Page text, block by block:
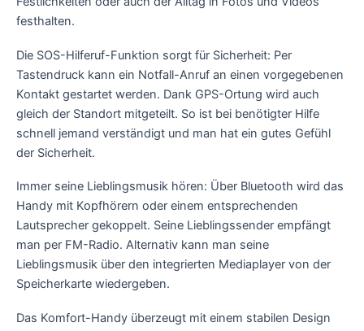
festhalten.
Die SOS-Hilferuf-Funktion sorgt für Sicherheit: Per
Tastendruck kann ein Notfall-Anruf an einen vorgegebenen
Kontakt gestartet werden. Dank GPS-Ortung wird auch
gleich der Standort mitgeteilt. So ist bei benötigter Hilfe
schnell jemand verständigt und man hat ein gutes Gefühl
der Sicherheit.
Immer seine Lieblingsmusik hören: Über Bluetooth wird das
Handy mit Kopfhörern oder einem entsprechenden
Lautsprecher gekoppelt. Seine Lieblingssender empfängt
man per FM-Radio. Alternativ kann man seine
Lieblingsmusik über den integrierten Mediaplayer von der
Speicherkarte wiedergeben.
Das Komfort-Handy überzeugt mit einem stabilen Design